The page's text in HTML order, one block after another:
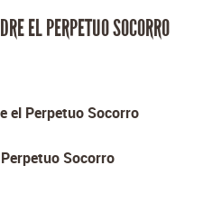
EL PERPETUO SOCORRO
el Perpetuo Socorro
Socorro